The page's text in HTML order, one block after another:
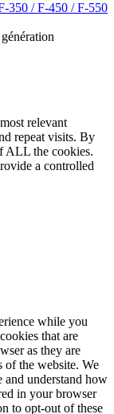
350 / F-450 / F-550
relevant
repeat visits. By
ALL the cookies.
a controlled
while you
that are
as they are
of the website. We
and understand how
in your browser
to opt-out of these